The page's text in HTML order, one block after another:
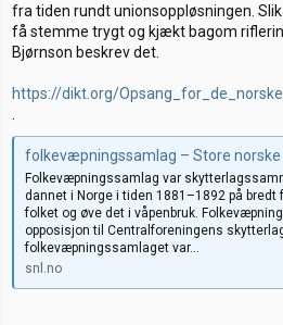
fra tiden rundt unionsoppløsningen.
få stemme trygt og kjækt bagom
Bjørnson beskrev det.
https://dikt.org/
folkevæpningssamlag – Store norske
Folkevæpningssamlag var
dannet i Norge i tiden 1881–1892 på
folket og øve det i våpenbruk.
opposisjon til Centralforeningens
folkevæpningssamlaget var...
snl.no